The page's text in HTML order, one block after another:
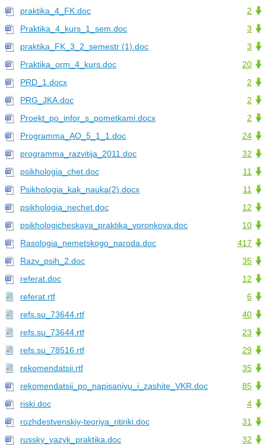
2
praktika_4_FK.doc
3
Praktika_4_kurs_1_sem.doc
3
praktika_FK_3_2_semestr (1).doc
20
Praktika_orm_4_kurs.doc
2
PRD_1.docx
2
PRG_JKA.doc
2
Proekt_po_infor_s_pometkami.docx
24
Programma_AO_5_1_1.doc
32
programma_razvitija_2011.doc
11
psikhologia_chet.doc
11
Psikhologia_kak_nauka(2).docx
12
psikhologia_nechet.doc
10
psikhologicheskaya_praktika_voronkova.doc
417
Rasologia_nemetskogo_naroda.doc
35
Razv_psih_2.doc
12
referat.doc
6
referat.rtf
40
refs.su_73644.rtf
23
refs.su_73644.rtf
29
refs.su_78516.rtf
35
rekomendatsii.rtf
85
rekomendatsii_po_napisaniyu_i_zashite_VKR.doc
4
riski.doc
31
rozhdestvenskiy-teoriya_ritiriki.doc
32
russky_yazyk_praktika.doc